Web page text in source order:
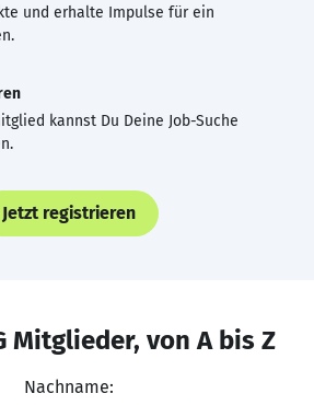
und erhalte Impulse für ein
kannst Du Deine Job-Suche
Jetzt registrieren
Mitglieder, von A bis Z
Nachname: